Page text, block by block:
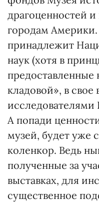
драгоценностей
городам Америки.
принадлежит
наук (хотя в
предоставленные
кладовой», в
исследователями
А попади
музей, будет уже
коленкор. Ведь
полученные за
выставках, для
существенное